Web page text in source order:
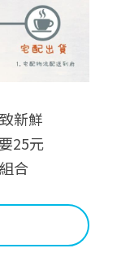
新鮮
25元
合